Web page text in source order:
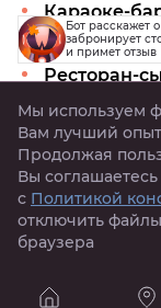
Караоке-
лимонад
Ресторан-
—
Бот расскажет
забронирует
и примет отзыв
Мы используем
Вам лучший
Продолжая
Вы
с Политикой
отключить
браузера
Активируй
тигрокоины